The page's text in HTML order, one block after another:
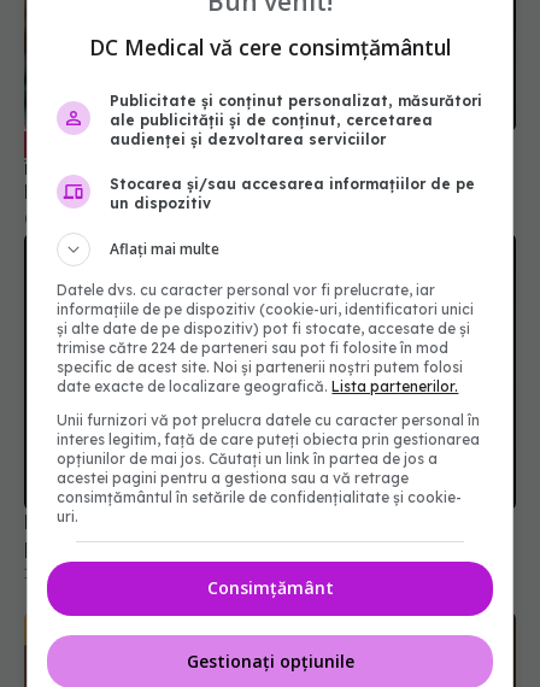
EXCLUSIV Cancerul bronhopulmonar, tratament
în stadiile incipiente. Dr. Michael Schenker:
Prognostic bun
03 aug 2024, 10:36
Dieta care favorizează dezvoltarea cancerului
pulmonar. Alimentează tumorile
19 mar 2025, 08:47
DC Medical vă cere consimțământul
Publicitate și conținut personalizat, măsurători
ale publicității și de conținut, cercetarea
audienței și dezvoltarea serviciilor
Stocarea și/sau accesarea informațiilor de pe
un dispozitiv
Aflați mai multe
Datele dvs. cu caracter personal vor fi prelucrate, iar
informațiile de pe dispozitiv (cookie-uri, identificatori unici
și alte date de pe dispozitiv) pot fi stocate, accesate de și
trimise către 224 de parteneri sau pot fi folosite în mod
specific de acest site. Noi și partenerii noștri putem folosi
date exacte de localizare geografică.Lista partenerilor.
Unii furnizori vă pot prelucra datele cu caracter personal în
interes legitim, față de care puteți obiecta prin gestionarea
opțiunilor de mai jos. Căutați un link în partea de jos a
acestei pagini pentru a gestiona sau a vă retrage
consimțământul în setările de confidențialitate și cookie-
uri.
Consimțământ
Gestionați opțiunile